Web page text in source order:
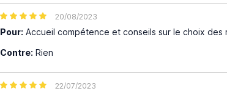
20/08/2023
Pour: Accueil compétence et conseils sur le choix des
Contre: Rien
22/07/2023